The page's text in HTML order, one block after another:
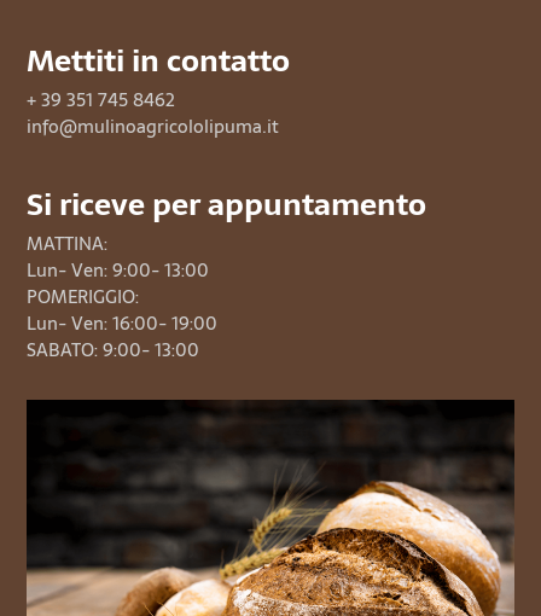
Mettiti in contatto
+ 39 351 745 8462
info@mulinoagricololipuma.it
Si riceve per appuntamento
MATTINA:
Lun- Ven: 9:00- 13:00
POMERIGGIO:
Lun- Ven: 16:00- 19:00
SABATO: 9:00- 13:00